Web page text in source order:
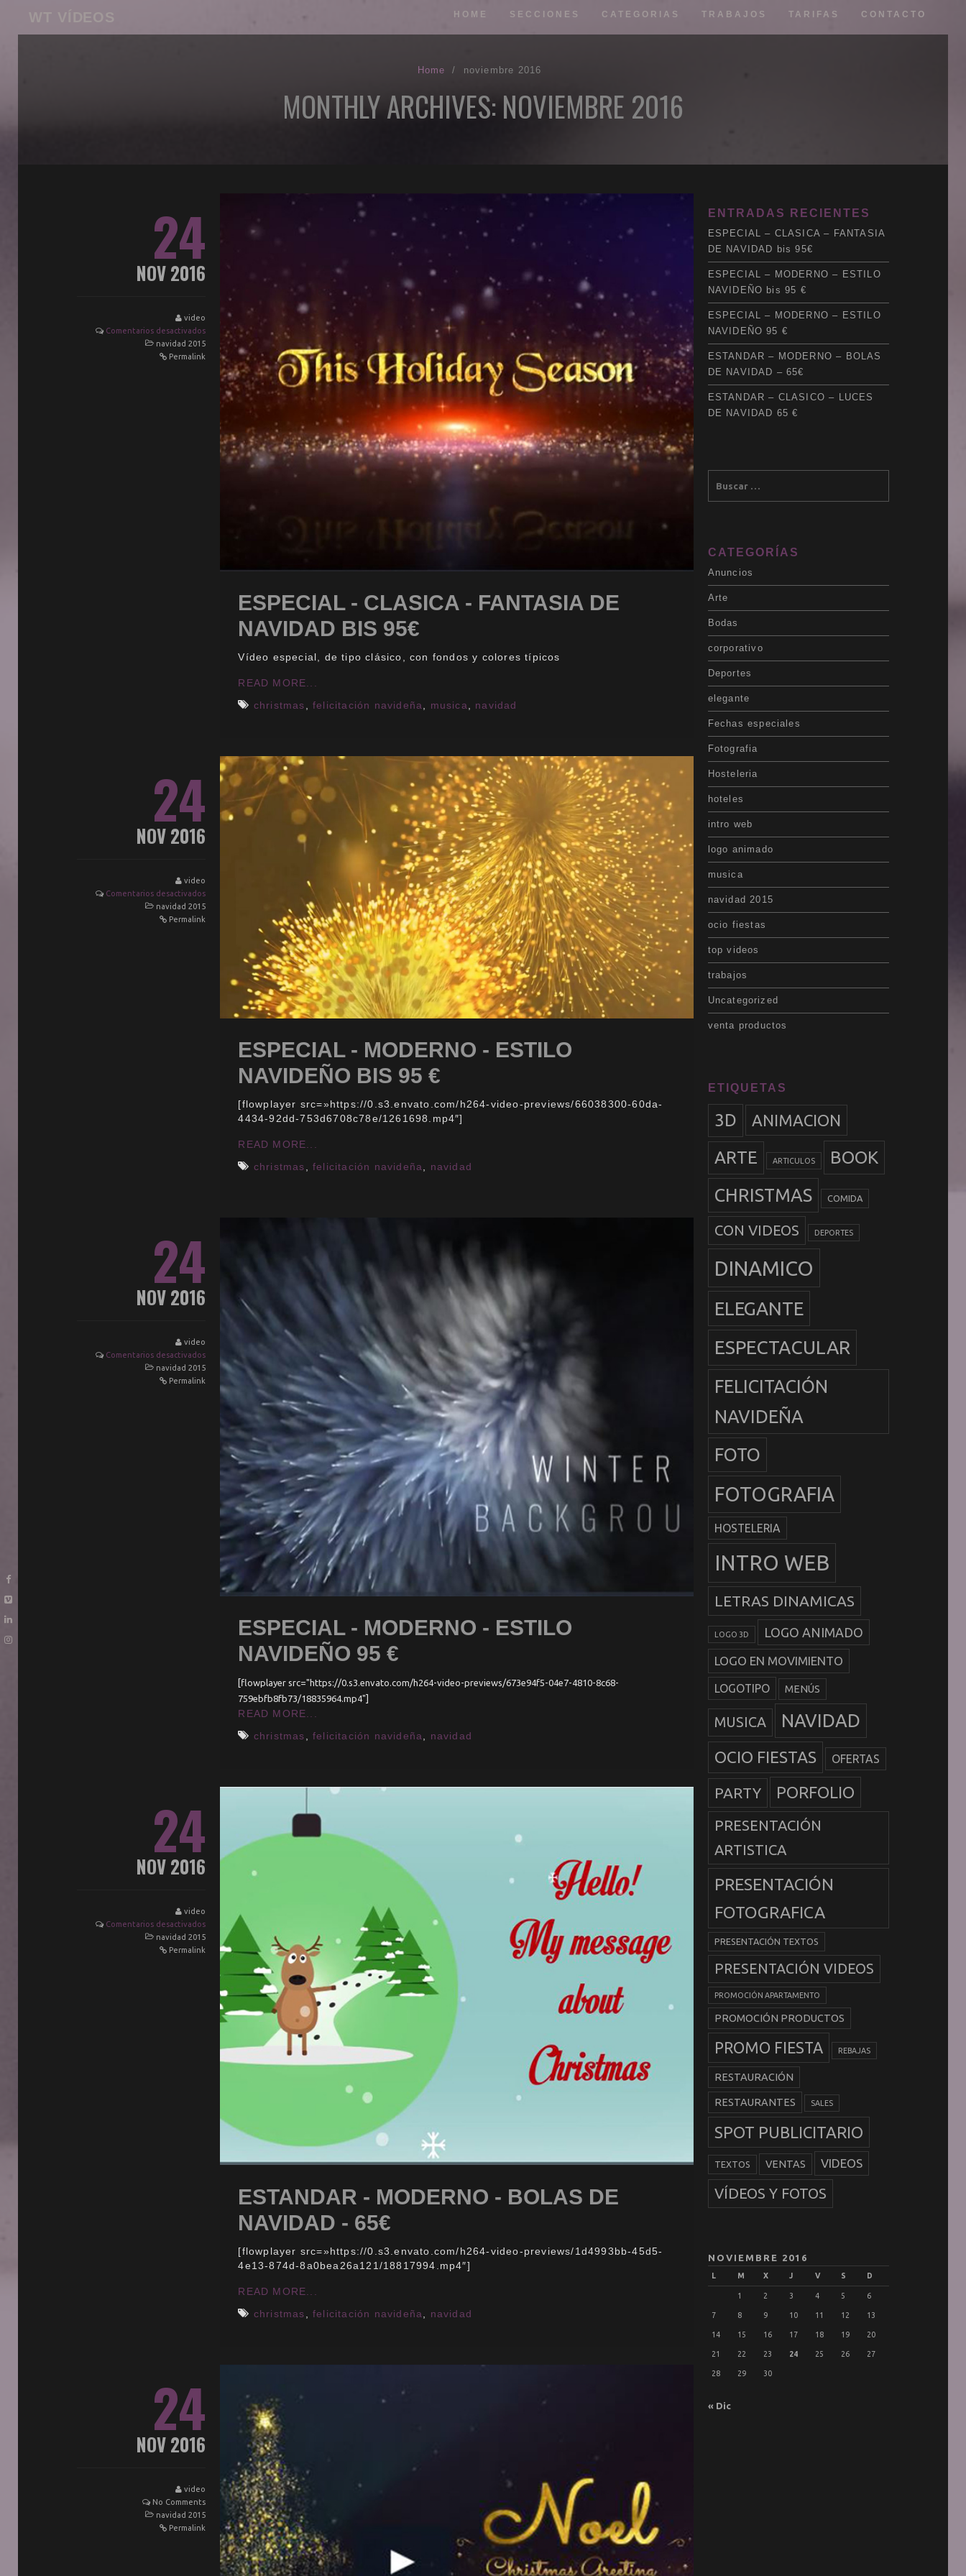
HOME SECCIONES CATEGORIAS TRABAJOS TARIFAS CONTACTO
Redes
Fotografía
Sonido
Clientes
Home / noviembre 2016
MONTHLY ARCHIVES: NOVIEMBRE 2016
24
NOV 2016
video
Comentarios desactivados
navidad 2015
Permalink
ESPECIAL - CLASICA - FANTASIA DE
NAVIDAD BIS 95€
Vídeo especial, de tipo clásico, con fondos y colores típicos
READ MORE...
christmas, felicitación navideña, musica, navidad
24
NOV 2016
video
Comentarios desactivados
navidad 2015
Permalink
ESPECIAL - MODERNO - ESTILO
NAVIDEÑO BIS 95 €
[flowplayer src=»https://0.s3.envato.com/h264-video-previews/66038300-60da-
4434-92dd-753d6708c78e/1261698.mp4″]
READ MORE...
christmas, felicitación navideña, navidad
24
NOV 2016
video
Comentarios desactivados
navidad 2015
Permalink
ESPECIAL - MODERNO - ESTILO
NAVIDEÑO 95 €
[flowplayer src="https://0.s3.envato.com/h264-video-previews/673e94f5-04e7-4810-8c68-
759ebfb8fb73/18835964.mp4"]
READ MORE...
christmas
felicitación navideña navidad
24
NOV 2016
video
Comentarios desactivados
navidad 2015
Permalink
ESTANDAR - MODERNO - BOLAS DE
NAVIDAD - 65€
[flowplayer src=»https://0.s3.envato.com/h264-video-previews/1d4993bb-45d5-
4e13-874d-8a0bea26a121/18817994.mp4″]
READ MORE...
christmas
felicitación navideña navidad
24
NOV 2016
video
No Comments
navidad 2015
Permalink
ENTRADAS RECIENTES
ESPECIAL – CLASICA – FANTASIA
DE NAVIDAD bis 95€
ESPECIAL – MODERNO – ESTILO
NAVIDEÑO bis 95 €
ESPECIAL – MODERNO – ESTILO
NAVIDEÑO 95 €
ESTANDAR – MODERNO – BOLAS
DE NAVIDAD – 65€
ESTANDAR – CLASICO – LUCES
DE NAVIDAD 65 €
CATEGORÍAS
Anuncios
Arte
Bodas
corporativo
Deportes
elegante
Fechas especiales
Fotografia
Hosteleria
hoteles
intro web
logo animado
musica
navidad 2015
ocio fiestas
top videos
trabajos
Uncategorized
venta productos
ETIQUETAS
3D ANIMACION
ARTE ARTICULOS
BOOK
CHRISTMAS
COMIDA
CON VIDEOS DEPORTES
DINAMICO
ELEGANTE
ESPECTACULAR
FELICITACIÓN
NAVIDEÑA
FOTO
FOTOGRAFIA
HOSTELERIA
INTRO WEB
LETRAS DINAMICAS
LOGO 3D LOGO ANIMADO
LOGO EN MOVIMIENTO
LOGOTIPO MENÚS
MUSICA NAVIDAD
OCIO FIESTAS OFERTAS
PARTY PORFOLIO
PRESENTACIÓN
ARTISTICA
PRESENTACIÓN
FOTOGRAFICA
PRESENTACIÓN TEXTOS
PRESENTACIÓN VIDEOS
PROMOCIÓN APARTAMENTO
PROMOCIÓN PRODUCTOS
PROMO FIESTA REBAJAS
RESTAURACIÓN
RESTAURANTES SALES
SPOT PUBLICITARIO
TEXTOS VENTAS VIDEOS
VÍDEOS Y FOTOS
NOVIEMBRE 2016
L M X J V S D
1 2 3 4 5 6
7 8 9 10 11 12 13
14 15 16 17 18 19 20
21 22 23 24 25 26 27
28 29 30
« Dic